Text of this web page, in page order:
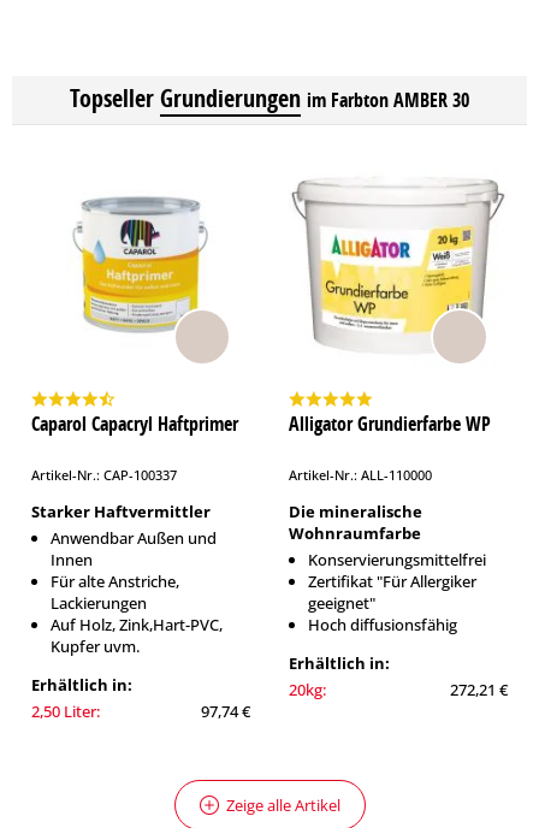
TopsellerGrundierungen im Farbton AMBER 30
Caparol Capacryl Haftprimer
Artikel-Nr.: CAP-100337
Starker Haftvermittler
Anwendbar Außen und
Innen
Für alte Anstriche,
Lackierungen
Auf Holz, Zink,Hart-PVC,
Kupfer uvm.
Erhältlich in:
2,50 Liter:
97,74 €
Alligator Grundierfarbe WP
Artikel-Nr.: ALL-110000
Die mineralische
Wohnraumfarbe
Konservierungsmittelfrei
Zertifikat "Für Allergiker
geeignet"
Hoch diffusionsfähig
Erhältlich in:
20kg:
272,21 €
Zeige alle Artikel